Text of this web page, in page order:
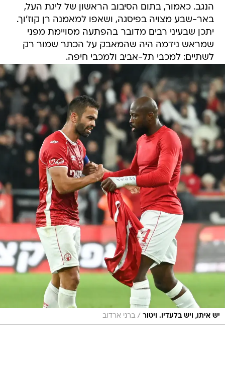
הנגב. כאמור, בתום הסיבוב הראשון של ליגת העל,
באר-שבע מצויה בפיסגה, ושאפו למאמנה רן קוז'וך.
יתכן שבעיני רבים מדובר בהפתעה מסויימת מפני
שמראש נידמה היה שהמאבק על הכתר שמור רק
לשתיים: למכבי תל-אביב ולמכבי חיפה.
יש איתו, ויש בלעדיו. ויטור / ברני ארדוב